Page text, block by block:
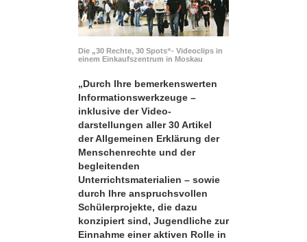
Die „30 Rechte, 30 Spots“- Videoclips in
einem Einkaufszentrum in Moskau
„Durch Ihre bemerkens­werten
Informationswerkzeuge –
inklusive der Video­
darstellungen aller 30 Artikel
der Allgemeinen Erklärung der
Menschenrechte und der
begleitenden
Unterrichtsmaterialien – sowie
durch Ihre anspruchsvollen
Schülerprojekte, die dazu
konzipiert sind, Jugendliche zur
Einnahme einer aktiven Rolle in